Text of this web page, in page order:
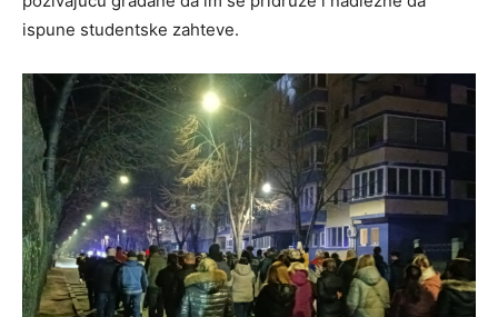
ispune studentske zahteve.